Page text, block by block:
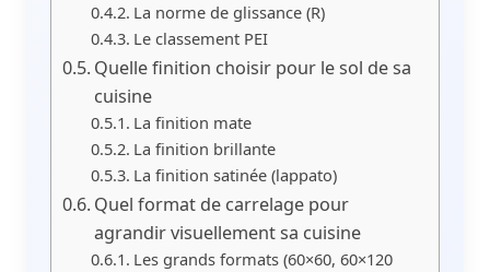
La norme de glissance (R)
Le classement PEI
Quelle finition choisir pour le sol de sa
cuisine
La finition mate
La finition brillante
La finition satinée (lappato)
Quel format de carrelage pour
agrandir visuellement sa cuisine
Les grands formats (60×60, 60×120